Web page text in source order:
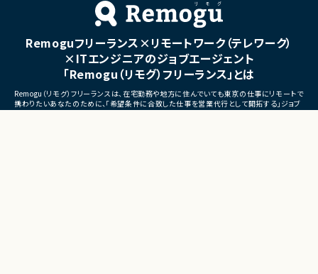
プロジェクト拡大に伴う増員募集
・サービスの継続的な機能拡
募集
■担当工程
・要件定義
・基本設計
・詳細設計
・テスト
・リリース対応
Remoguフリーランス×リモートワーク（テレワーク）
×ITエンジニアのジョブエージェント
「Remogu（リモグ）フリーランス」とは
Remogu（リモグ）フリーランスは、在宅勤務や地方に住んでいても東京の仕事にリモートで
携わりたいあなたのために、「希望条件に合致した仕事を営業代行として開拓する」ジョブ
エージェントです。